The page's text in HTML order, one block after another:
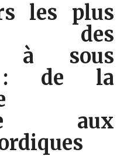
les plus
des
à sous
: de la
aux